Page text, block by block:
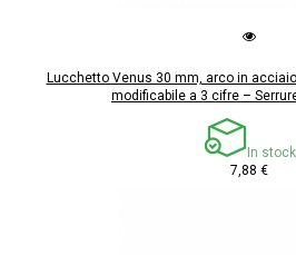
Lucchetto Venus 30 mm, arco in
modificabile a 3 cifre –
In stock
7,88 €